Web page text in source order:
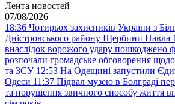
Лента новостей
07/08/2026
18:36 Чотирьох захисників України з
Дністровського району Щербини Павла
внаслідок ворожого удару пошкоджено
розпочали громадське обговорення
та ЗСУ 12:53 На Одещині запустили
Одеси 11:37 Підвал музею в Болграді
та порушення звичного способу життя